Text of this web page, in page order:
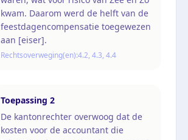
kwam. Daarom werd de helft van de
feestdagencompensatie toegewezen
aan [eiser].
Rechtsoverweging(en):4.2, 4.3, 4.4
Toepassing 2
De kantonrechter overwoog dat de
kosten voor de accountant die